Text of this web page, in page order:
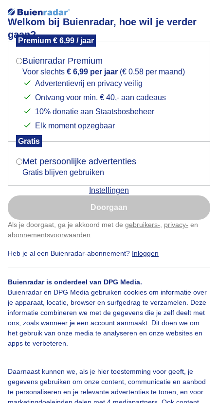
Welkom bij Buienradar, hoe wil je verder
gaan?
Premium € 6,99 / jaar
Buienradar Premium
Voor slechts € 6,99 per jaar (€ 0,58 per maand)
Advertentievrij en privacy veilig
Ontvang voor min. € 40,- aan cadeaus
10% donatie aan Staatsbosbeheer
Elk moment opzegbaar
Gratis
Met persoonlijke advertenties
Gratis blijven gebruiken
Instellingen
Doorgaan
Als je doorgaat, ga je akkoord met de gebruikers- privacy- en
abonnementsvoorwaarden
Heb je al een Buienradar-abonnement? Inloggen
Buienradar is onderdeel van DPG Media.
Buienradar en DPG Media gebruiken cookies om informatie over
je apparaat, locatie, browser en surfgedrag te verzamelen. Deze
informatie combineren we met de gegevens die je zelf deelt met
ons, zoals wanneer je een account aanmaakt. Dit doen we om
het gebruik van onze media te analyseren en onze websites en
apps te verbeteren.
Daarnaast kunnen we, als je hier toestemming voor geeft, je
gegevens gebruiken om onze content, communicatie en aanbod
te personaliseren en je relevante advertenties te tonen, en voor
Rolwolk
Door: Monique Bormans Gemaakt: 09-06-2026, 51x bekeken
Een moment geduld aub...
Over Buienradar
Mogen we je locatie gebruiken voor het
Indien je hier nog geen akkoord op hebt gegeven,
verschijnt er zo een pop-up uit je browser waarin
Is goed, toon de popup
Nu niet, misschien later
Klik hierom dit aan te passen